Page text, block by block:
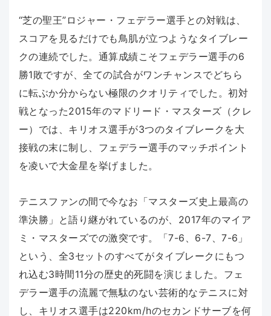
“芝の聖王”ロジャー・フェデラー選手との対戦は、
スコアを見るだけでも鳥肌が立つようなタイブレー
クの連続でした。通算成績こそフェデラー選手の6
勝1敗ですが、全ての試合がワンチャンスでどちら
に転ぶか分からない極限のクオリティでした。初対
戦となった2015年のマドリード・マスターズ（クレ
ー）では、キリオス選手が3つのタイブレークを大
接戦の末に制し、フェデラー選手のマッチポイント
を凌いで大金星を挙げました。
テニスファンの間で今なお「マスターズ史上最高の
準決勝」と語り継がれているのが、2017年のマイア
ミ・マスターズでの激突です。「7-6、6-7、7-6」
という、全3セットのすべてがタイブレークにもつ
れ込む3時間11分の歴史的死闘を演じました。フェ
デラー選手の流麗で無駄のない芸術的なテニスに対
し、キリオス選手は220km/hのセカンドサーブを何